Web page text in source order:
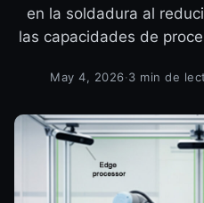
en la soldadura al
las capacidades de
May 4, 2026·3 min de